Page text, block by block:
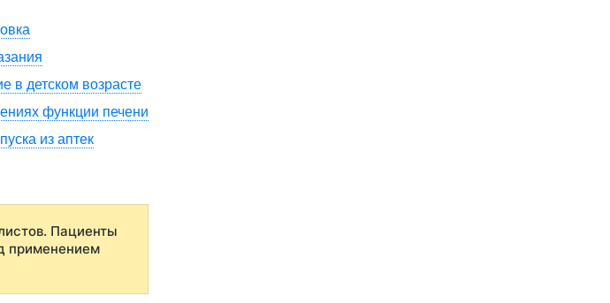
в детском возрасте
функции печени
из аптек
Пациенты
применением